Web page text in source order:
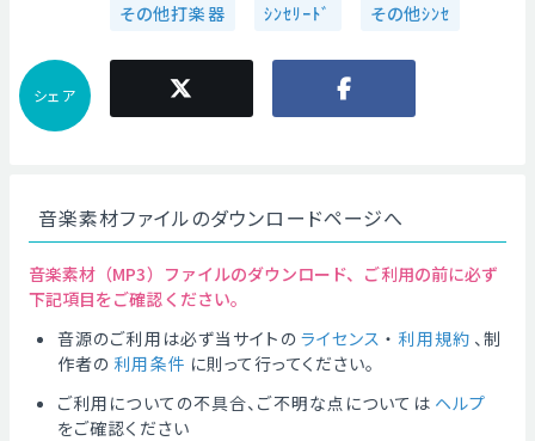
その他打楽器 ｼﾝｾﾘｰﾄﾞ その他ｼﾝｾ
シェア
音楽素材ファイルのダウンロードページへ
音楽素材（MP3）ファイルのダウンロード、ご利用の前に必ず
下記項目をご確認ください。
音源のご利用は必ず当サイトの ライセンス ・ 利用規約 、制
作者の 利用条件 に則って行ってください。
ご利用についての不具合、ご不明な点については ヘルプ
をご確認ください